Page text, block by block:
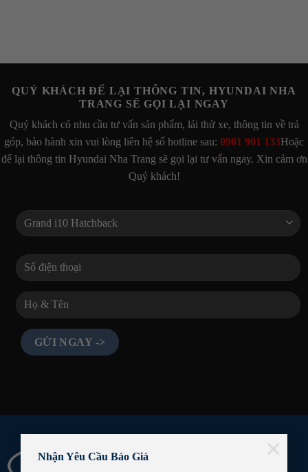
Nhận Yêu Cầu Báo Giá
×
QUÝ KHÁCH ĐỂ LẠI THÔNG TIN, HYUNDAI NHA
TRANG SẼ GỌI LẠI NGAY
Quý khách có nhu cầu tư vấn sản phẩm, lái thử xe, thông tin về trả
góp, bảo hành xin vui lòng liên hệ số hotline sau: 0901 901 133Hoặc
để lại thông tin Hyundai Nha Trang sẽ gọi lại tư vấn ngay. Xin cảm ơn
Quý khách!